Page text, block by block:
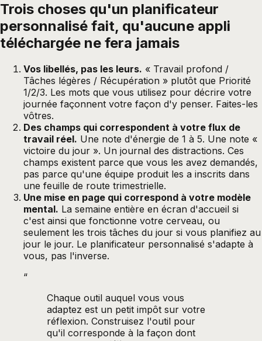
Trois choses qu'un planificateur
personnalisé fait, qu'aucune appli
téléchargée ne fera jamais
Vos libellés, pas les leurs. « Travail profond /
Tâches légères / Récupération » plutôt que Priorité
1/2/3. Les mots que vous utilisez pour décrire votre
journée façonnent votre façon d'y penser. Faites-les
vôtres.
Des champs qui correspondent à votre flux de
travail réel. Une note d'énergie de 1 à 5. Une note «
victoire du jour ». Un journal des distractions. Ces
champs existent parce que vous les avez demandés,
pas parce qu'une équipe produit les a inscrits dans
une feuille de route trimestrielle.
Une mise en page qui correspond à votre modèle
mental. La semaine entière en écran d'accueil si
c'est ainsi que fonctionne votre cerveau, ou
seulement les trois tâches du jour si vous planifiez au
jour le jour. Le planificateur personnalisé s'adapte à
vous, pas l'inverse.
“
Chaque outil auquel vous vous
adaptez est un petit impôt sur votre
réflexion. Construisez l'outil pour
qu'il corresponde à la façon dont